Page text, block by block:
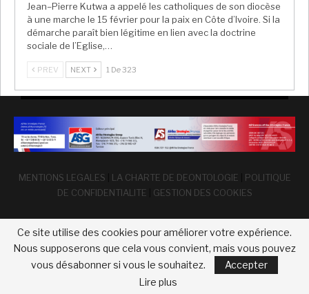
Jean–Pierre Kutwa a appelé les catholiques de son diocèse
à une marche le 15 février pour la paix en Côte d’Ivoire. Si la
démarche paraît bien légitime en lien avec la doctrine
sociale de l’Eglise,…
PREV NEXT 1 De 323
MENTIONS LEGALES LA CHARTE DE DEONTOLOGIE
POLITIQUE
DE CONFIDENTIALITE
GESTION DES COOKIES
© 2026 - Afrika Strategies France. Tous droits réservés
Ce site utilise des cookies pour améliorer votre expérience.
Nous supposerons que cela vous convient, mais vous pouvez
vous désabonner si vous le souhaitez.
Accepter
Lire plus